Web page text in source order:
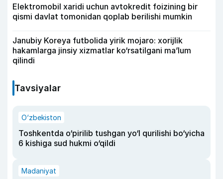
Elektromobil xaridi uchun avtokredit foizining bir
qismi davlat tomonidan qoplab berilishi mumkin
Janubiy Koreya futbolida yirik mojaro: xorijlik
hakamlarga jinsiy xizmatlar ko‘rsatilgani ma’lum
qilindi
Tavsiyalar
O‘zbekiston
Toshkentda o‘pirilib tushgan yo‘l qurilishi bo‘yicha
6 kishiga sud hukmi o‘qildi
Madaniyat